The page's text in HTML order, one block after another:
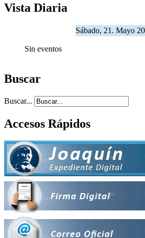
Vista Diaria
Sábado, 21. Mayo
Sin eventos
Buscar
Buscar...
Accesos Rápidos